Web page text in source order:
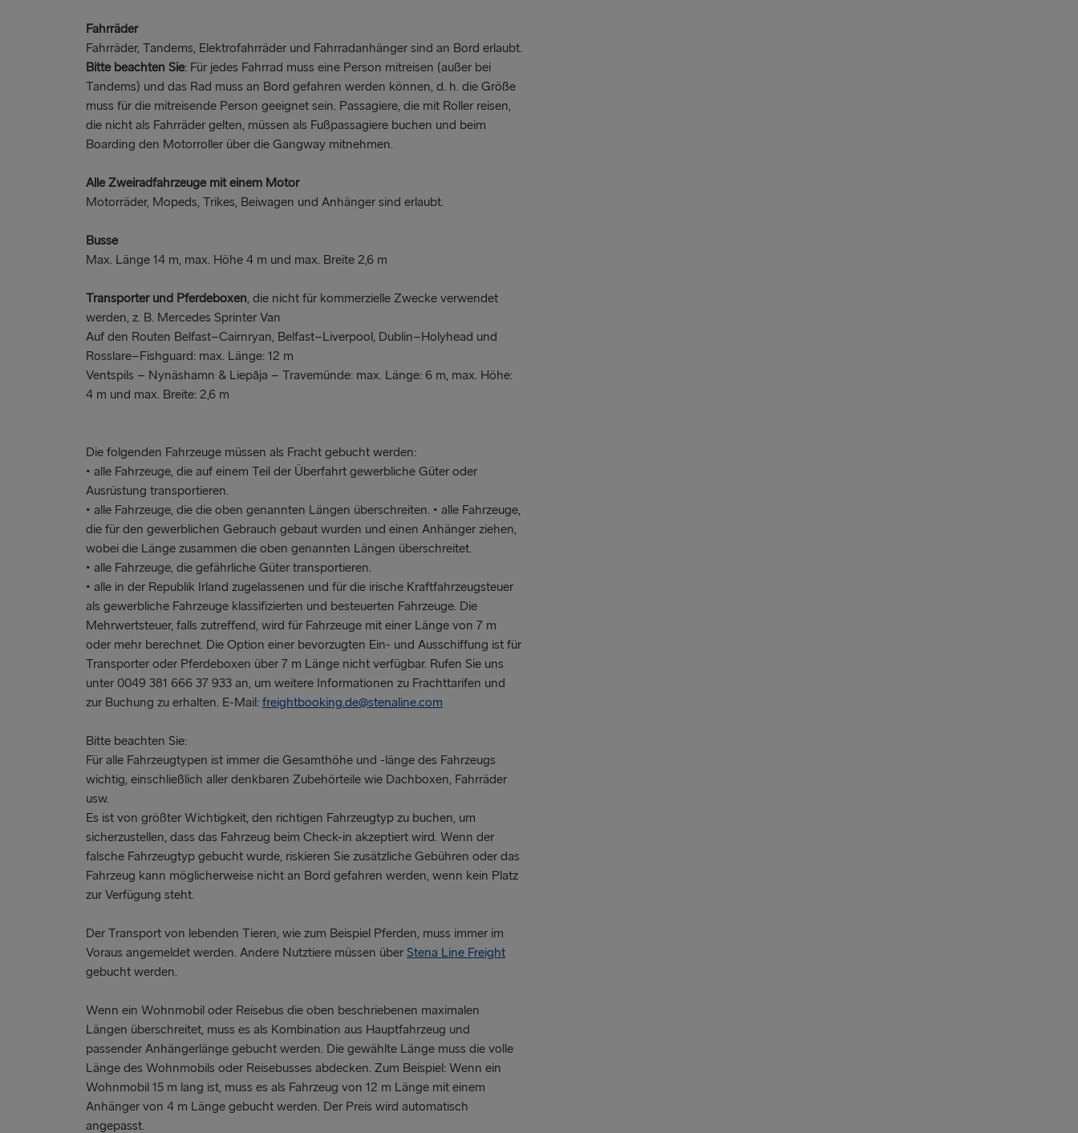
Fahrräder
Fahrräder, Tandems, Elektrofahrräder und Fahrradanhänger sind an Bord erlaubt.
Bitte beachten Sie: Für jedes Fahrrad muss eine Person mitreisen (außer bei
Tandems) und das Rad muss an Bord gefahren werden können, d. h. die Größe
muss für die mitreisende Person geeignet sein. Passagiere, die mit Roller reisen,
die nicht als Fahrräder gelten, müssen als Fußpassagiere buchen und beim
Boarding den Motorroller über die Gangway mitnehmen.
Alle Zweiradfahrzeuge mit einem Motor
Motorräder, Mopeds, Trikes, Beiwagen und Anhänger sind erlaubt.
Busse
Max. Länge 14 m, max. Höhe 4 m und max. Breite 2,6 m
Transporter und Pferdeboxen, die nicht für kommerzielle Zwecke verwendet
werden, z. B. Mercedes Sprinter Van
Auf den Routen Belfast–Cairnryan, Belfast–Liverpool, Dublin–Holyhead und
Rosslare–Fishguard: max. Länge: 12 m
Ventspils – Nynäshamn & Liepāja – Travemünde: max. Länge: 6 m, max. Höhe:
4 m und max. Breite: 2,6 m
Die folgenden Fahrzeuge müssen als Fracht gebucht werden:
• alle Fahrzeuge, die auf einem Teil der Überfahrt gewerbliche Güter oder
Ausrüstung transportieren.
• alle Fahrzeuge, die die oben genannten Längen überschreiten. • alle Fahrzeuge,
die für den gewerblichen Gebrauch gebaut wurden und einen Anhänger ziehen,
wobei die Länge zusammen die oben genannten Längen überschreitet.
• alle Fahrzeuge, die gefährliche Güter transportieren.
• alle in der Republik Irland zugelassenen und für die irische Kraftfahrzeugsteuer
als gewerbliche Fahrzeuge klassifizierten und besteuerten Fahrzeuge. Die
Mehrwertsteuer, falls zutreffend, wird für Fahrzeuge mit einer Länge von 7 m
oder mehr berechnet. Die Option einer bevorzugten Ein- und Ausschiffung ist für
Transporter oder Pferdeboxen über 7 m Länge nicht verfügbar. Rufen Sie uns
unter 0049 381 666 37 933 an, um weitere Informationen zu Frachttarifen und
zur Buchung zu erhalten. E-Mail: freightbooking.de@stenaline.com
Bitte beachten Sie:
Für alle Fahrzeugtypen ist immer die Gesamthöhe und -länge des Fahrzeugs
wichtig, einschließlich aller denkbaren Zubehörteile wie Dachboxen, Fahrräder
usw.
Es ist von größter Wichtigkeit, den richtigen Fahrzeugtyp zu buchen, um
sicherzustellen, dass das Fahrzeug beim Check-in akzeptiert wird. Wenn der
falsche Fahrzeugtyp gebucht wurde, riskieren Sie zusätzliche Gebühren oder das
Fahrzeug kann möglicherweise nicht an Bord gefahren werden, wenn kein Platz
zur Verfügung steht.
Der Transport von lebenden Tieren, wie zum Beispiel Pferden, muss immer im
Voraus angemeldet werden. Andere Nutztiere müssen über Stena Line Freight
gebucht werden.
Wenn ein Wohnmobil oder Reisebus die oben beschriebenen maximalen
Längen überschreitet, muss es als Kombination aus Hauptfahrzeug und
passender Anhängerlänge gebucht werden. Die gewählte Länge muss die volle
Länge des Wohnmobils oder Reisebusses abdecken. Zum Beispiel: Wenn ein
Wohnmobil 15 m lang ist, muss es als Fahrzeug von 12 m Länge mit einem
Anhänger von 4 m Länge gebucht werden. Der Preis wird automatisch
angepasst.